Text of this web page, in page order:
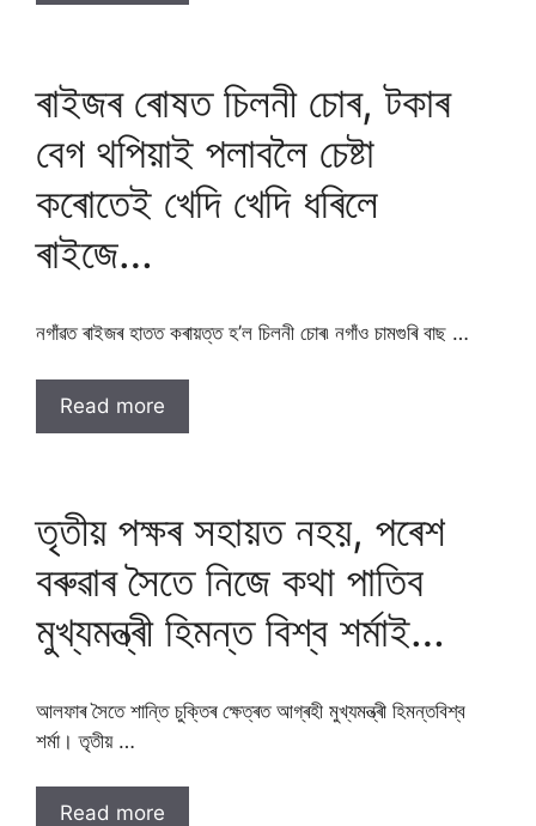
ৰাইজৰ ৰোষত চিলনী চোৰ, টকাৰ
বেগ থপিয়াই পলাবলৈ চেষ্টা
কৰোতেই খেদি খেদি ধৰিলে
ৰাইজে…
নগাঁৱত ৰাইজৰ হাতত কৰায়ত্ত হ’ল চিলনী চোৰ৷ নগাঁও চামগুৰি বাছ …
Read more
তৃতীয় পক্ষৰ সহায়ত নহয়, পৰেশ
বৰুৱাৰ সৈতে নিজে কথা পাতিব
মুখ্যমন্ত্ৰী হিমন্ত বিশ্ব শৰ্মাই…
আলফাৰ সৈতে শান্তি চুক্তিৰ ক্ষেত্ৰত আগ্ৰহী মুখ্যমন্ত্ৰী হিমন্তবিশ্ব
শৰ্মা। তৃতীয় …
Read more